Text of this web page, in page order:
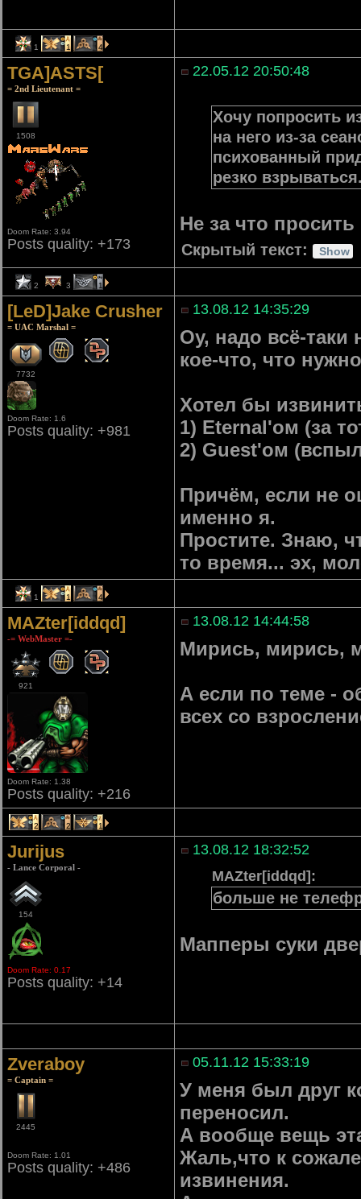
1 1 4
TGA]ASTS[
= 2nd Lieutenant =
1508
Doom Rate: 3.94
Posts quality: +173
22.05.12 20:50:48
Хочу попросить
на него из-за
психованный
резко
Не за что
Скрытый текст:
2 3 1
[LeD]Jake Crusher
= UAC Marshal =
7732
Doom Rate: 1.6
Posts quality: +981
13.08.12 14:35:29
Оу, надо всё-таки
кое-что, что
Хотел бы
1) Eternal'ом (за
2) Guest'ом
Причём, если не
именно я.
Простите. Знаю,
то время... эх,
1 1 4
MAZter[iddqd]
-= WebMaster =-
921
Doom Rate: 1.38
Posts quality: +216
13.08.12 14:44:58
Мирись, мирись,
А если по теме -
всех со
2 2 1
Jurijus
- Lance Corporal -
154
Doom Rate: 0.17
Posts quality: +14
13.08.12 18:32:52
MAZter[iddqd]:
больше не
Мапперы суки
Zveraboy
= Captain =
2445
Doom Rate: 1.01
Posts quality: +486
05.11.12 15:33:19
У меня был друг
переносил.
А вообще вещь
Жаль,что к
извинения.